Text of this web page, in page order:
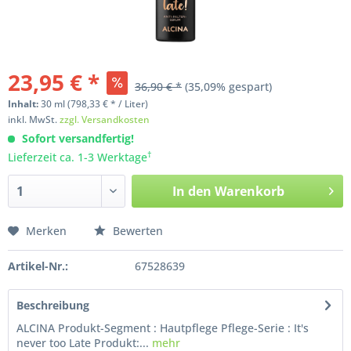
23,95 € * 36,90 € * (35,09% gespart)
Inhalt:30 ml(798,33 € * / Liter)
inkl. MwSt.zzgl. Versandkosten
Sofort versandfertig!
Lieferzeit ca. 1-3 Werktage†
In den Warenkorb
Merken Bewerten
Artikel-Nr.: 67528639
Beschreibung
ALCINA Produkt-Segment : Hautpflege Pflege-Serie : It's
never too Late Produkt:... mehr